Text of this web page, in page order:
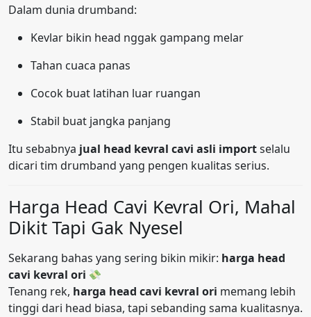
Dalam dunia drumband:
Kevlar bikin head nggak gampang melar
Tahan cuaca panas
Cocok buat latihan luar ruangan
Stabil buat jangka panjang
Itu sebabnya jual head kevral cavi asli importselalu
dicari tim drumband yang pengen kualitas serius.
Harga Head Cavi Kevral Ori, Mahal
Dikit Tapi Gak Nyesel
Sekarang bahas yang sering bikin mikir: harga head
cavi kevral ori
Tenang rek, harga head cavi kevral ori memang lebih
tinggi dari head biasa, tapi sebanding sama kualitasnya.